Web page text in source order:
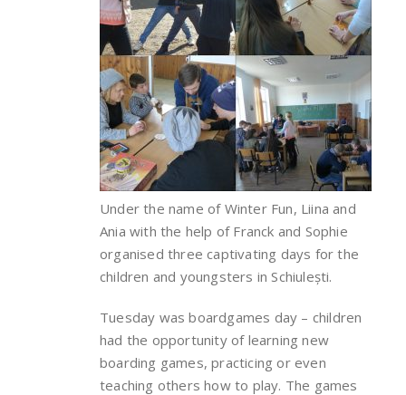
Under the name of Winter Fun, Liina and
Ania with the help of Franck and Sophie
organised three captivating days for the
children and youngsters in Schiulești.
Tuesday was boardgames day – children
had the opportunity of learning new
boarding games, practicing or even
teaching others how to play. The games